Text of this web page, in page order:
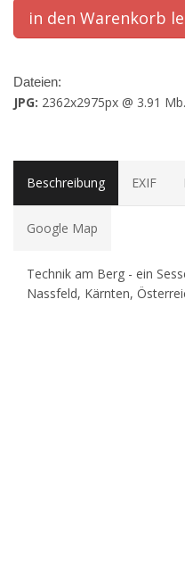
Dateien:
JPG: 2362x2975px @ 3.91 Mb.
Beschreibung EXIF
Google Map
Technik am Berg - ein
Nassfeld, Kärnten,